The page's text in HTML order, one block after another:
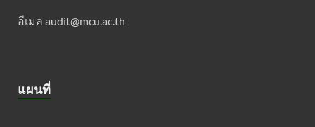
อีเมล audit@mcu.ac.th
แผนที่